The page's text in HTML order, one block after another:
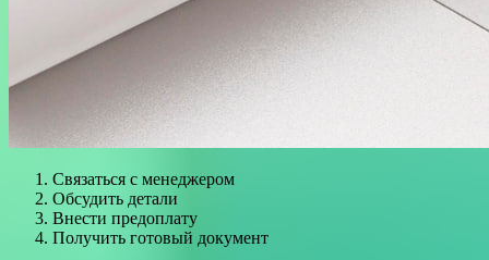
Связаться с менеджером
Обсудить детали
Внести предоплату
Получить готовый документ